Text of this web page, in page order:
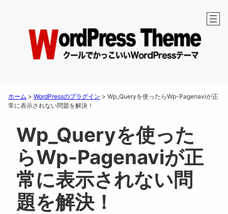
ホーム > WordPressのプラグイン > Wp_Queryを使ったらWp-Pagenaviが正
常に表示されない問題を解決！
Wp_Queryを使った
らWp-Pagenaviが正
常に表示されない問
題を解決！